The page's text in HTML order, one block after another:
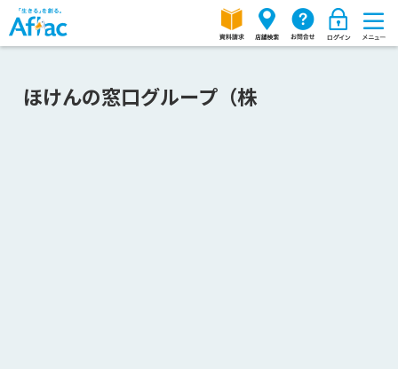
ほけんの窓口グループ（株